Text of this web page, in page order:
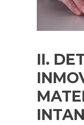
II.